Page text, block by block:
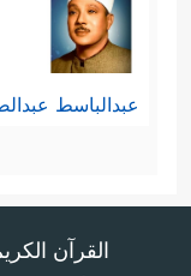
عبدالباسط
القرآن